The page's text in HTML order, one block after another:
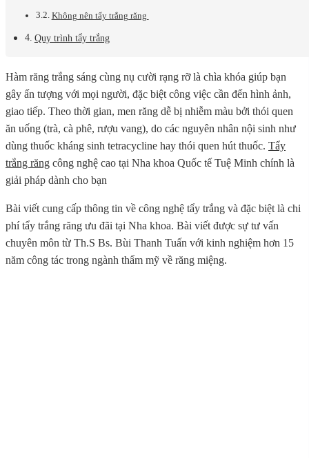
Không nên tẩy trắng răng
Quy trình tẩy trắng
Hàm răng trắng sáng cùng nụ cười rạng rỡ là chìa khóa giúp bạn
gây ấn tượng với mọi người, đặc biệt công việc cần đến hình ảnh,
giao tiếp. Theo thời gian, men răng dễ bị nhiễm màu bởi thói quen
ăn uống (trà, cà phê, rượu vang), do các nguyên nhân nội sinh như
dùng thuốc kháng sinh tetracycline hay thói quen hút thuốc. Tẩy
trắng răng công nghệ cao tại Nha khoa Quốc tế Tuệ Minh chính là
giải pháp dành cho bạn
Bài viết cung cấp thông tin về công nghệ tẩy trắng và đặc biệt là chi
phí tẩy trắng răng ưu đãi tại Nha khoa. Bài viết được sự tư vấn
chuyên môn từ Th.S Bs. Bùi Thanh Tuấn với kinh nghiệm hơn 15
năm công tác trong ngành thẩm mỹ về răng miệng.